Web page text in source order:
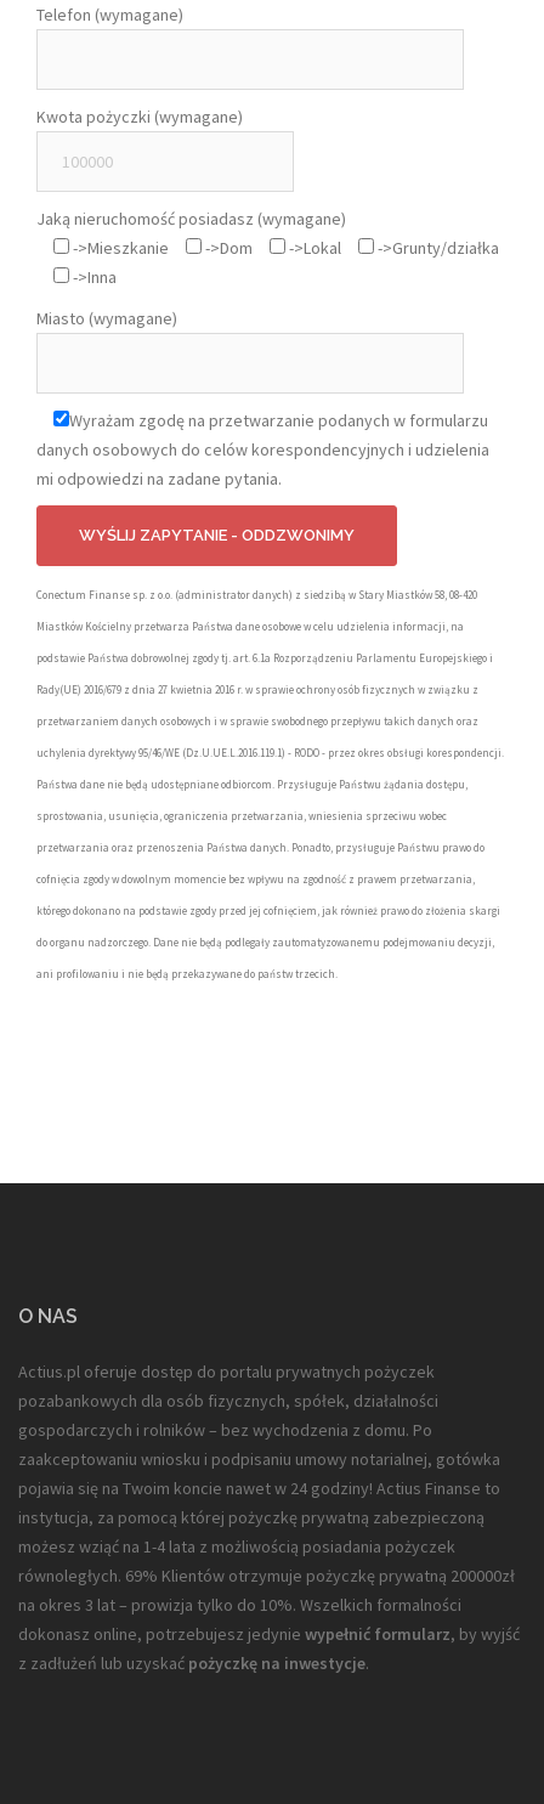
Telefon (wymagane)
Kwota pożyczki (wymagane)
Jaką nieruchomość posiadasz (wymagane)
->Mieszkanie
->Dom ->Lokal
->Grunty/działka
->Inna
Miasto (wymagane)
Wyrażam zgodę na przetwarzanie podanych w formularzu
danych osobowych do celów korespondencyjnych i udzielenia
mi odpowiedzi na zadane pytania.
Conectum Finanse sp. z o.o. (administrator danych) z siedzibą w Stary Miastków 58, 08-420
Miastków Kościelny przetwarza Państwa dane osobowe w celu udzielenia informacji, na
podstawie Państwa dobrowolnej zgody tj. art. 6.1a Rozporządzeniu Parlamentu Europejskiego i
Rady(UE) 2016/679 z dnia 27 kwietnia 2016 r. w sprawie ochrony osób fizycznych w związku z
przetwarzaniem danych osobowych i w sprawie swobodnego przepływu takich danych oraz
uchylenia dyrektywy 95/46/WE (Dz.U.UE.L.2016.119.1) - RODO - przez okres obsługi korespondencji.
Państwa dane nie będą udostępniane odbiorcom. Przysługuje Państwu żądania dostępu,
sprostowania, usunięcia, ograniczenia przetwarzania, wniesienia sprzeciwu wobec
przetwarzania oraz przenoszenia Państwa danych. Ponadto, przysługuje Państwu prawo do
cofnięcia zgody w dowolnym momencie bez wpływu na zgodność z prawem przetwarzania,
którego dokonano na podstawie zgody przed jej cofnięciem, jak również prawo do złożenia skargi
do organu nadzorczego. Dane nie będą podlegały zautomatyzowanemu podejmowaniu decyzji,
ani profilowaniu i nie będą przekazywane do państw trzecich.
O NAS
Actius.pl oferuje dostęp do portalu prywatnych pożyczek
pozabankowych dla osób fizycznych, spółek, działalności
gospodarczych i rolników– bez wychodzenia z domu. Po
zaakceptowaniu wniosku i podpisaniu umowy notarialnej, gotówka
pojawia się na Twoim koncie nawet w 24 godziny! Actius Finanse to
instytucja, za pomocą której pożyczkę prywatną zabezpieczoną
możesz wziąć na 1-4 lata z możliwością posiadania pożyczek
równoległych. 69% Klientów otrzymuje pożyczkę prywatną 200000zł
na okres 3 lat – prowizja tylko do 10%. Wszelkich formalności
dokonasz online, potrzebujesz jedynie wypełnić formularz, by wyjść
z zadłużeń lub uzyskać pożyczkę na inwestycje.